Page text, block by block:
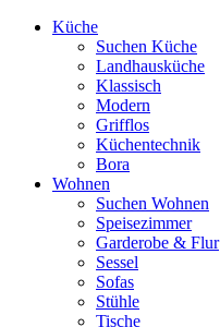
Küche
Suchen Küche
Landhausküche
Klassisch
Modern
Grifflos
Küchentechnik
Bora
Wohnen
Suchen Wohnen
Speisezimmer
Garderobe & Flur
Sessel
Sofas
Stühle
Tische